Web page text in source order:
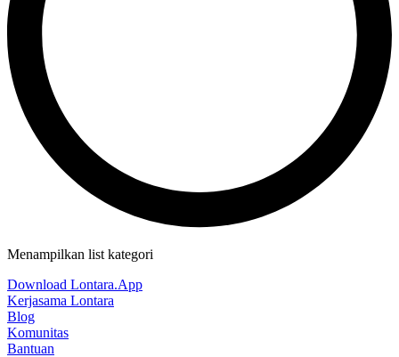
Menampilkan list kategori
Download Lontara.App
Kerjasama Lontara
Blog
Komunitas
Bantuan